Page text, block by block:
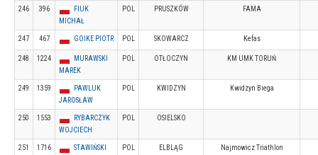
246 396
FIUK
MICHAŁ
POL PRUSZKÓW FAMA
247 467 GOIKE PIOTR POL SKOWARCZ Kefas
248 1224
MURAWSKI
MAREK
POL OTŁOCZYN KM UMK TORUŃ
249 1359
PAWLUK
JAROSŁAW
POL KWIDZYN Kwidzyn Biega
250 1553
RYBARCZYK
WOJCIECH
POL OSIELSKO
251 1716
STAWIŃSKI
POL ELBLĄG Najmowicz Triathlon